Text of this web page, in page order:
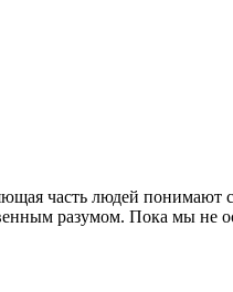
часть людей понимают
разумом. Пока мы не